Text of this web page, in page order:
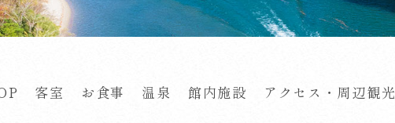
客室 お食事 温泉 館内施設 アクセス・周辺観光